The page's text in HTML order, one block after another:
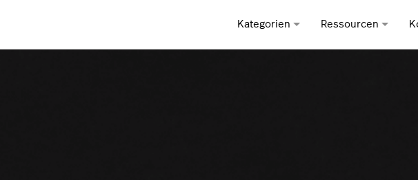
Kategorien Ressourcen